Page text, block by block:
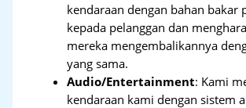
kendaraan dengan bahan bakar
kepada pelanggan dan
mereka mengembalikannya
yang sama.
Audio/Entertainment: Kami
kendaraan kami dengan sistem